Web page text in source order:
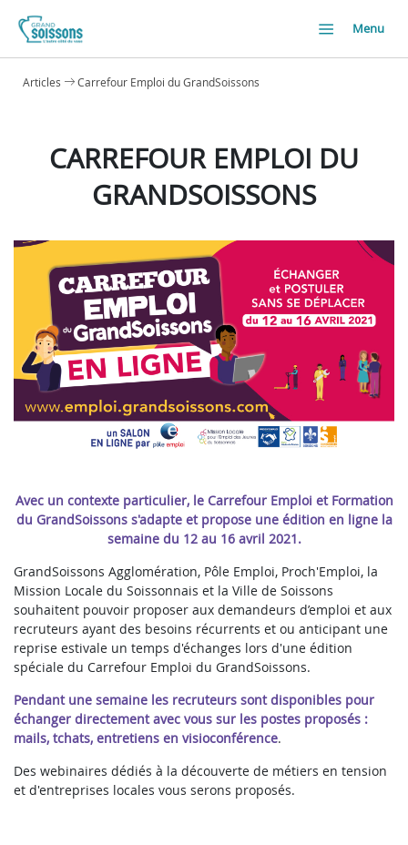
Menu
Articles Carrefour Emploi du GrandSoissons
CARREFOUR EMPLOI DU
GRANDSOISSONS
Avec un contexte particulier, le Carrefour Emploi et Formation
du GrandSoissons s'adapte et propose une édition en ligne la
semaine du 12 au 16 avril 2021.
GrandSoissons Agglomération, Pôle Emploi, Proch'Emploi, la
Mission Locale du Soissonnais et la Ville de Soissons
souhaitent pouvoir proposer aux demandeurs d’emploi et aux
recruteurs ayant des besoins récurrents et ou anticipant une
reprise estivale un temps d'échanges lors d'une édition
spéciale du Carrefour Emploi du GrandSoissons.
Pendant une semaine les recruteurs sont disponibles pour
échanger directement avec vous sur les postes proposés :
mails, tchats, entretiens en visioconférence.
Des webinaires dédiés à la découverte de métiers en tension
et d'entreprises locales vous serons proposés.